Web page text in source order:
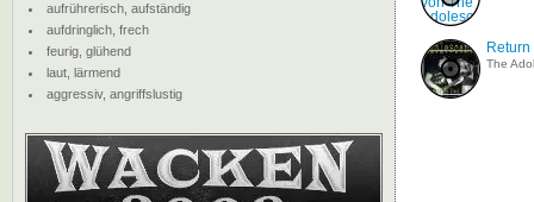
The
aufrührerisch, aufständig
aufdringlich, frech
feurig, glühend
laut, lärmend
aggressiv, angriffslustig